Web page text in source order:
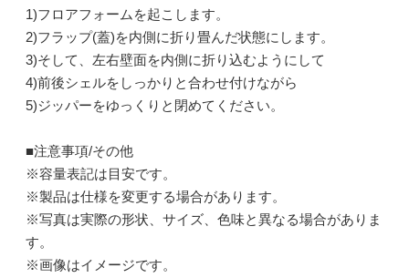
1)フロアフォームを起こします。
2)フラップ(蓋)を内側に折り畳んだ状態にします。
3)そして、左右壁面を内側に折り込むようにして
4)前後シェルをしっかりと合わせ付けながら
5)ジッパーをゆっくりと閉めてください。
■注意事項/その他
※容量表記は目安です。
※製品は仕様を変更する場合があります。
※写真は実際の形状、サイズ、色味と異なる場合がありま
す。
※画像はイメージです。